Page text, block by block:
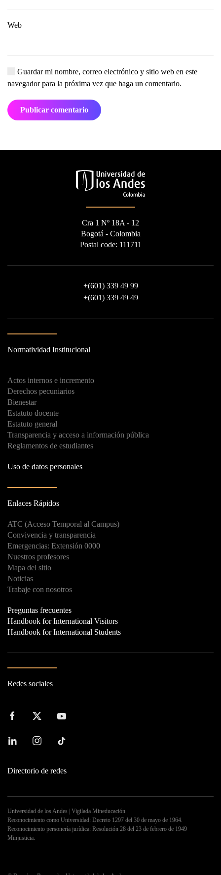
Web
Guardar mi nombre, correo electrónico y sitio web en este
navegador para la próxima vez que haga un comentario.
Publicar comentario
Cra 1 Nº 18A - 12
Bogotá - Colombia
Postal code: 111711
+(601) 339 49 99
+(601) 339 49 49
Normatividad Institucional
Actos internos e incremento
Derechos pecuniarios
Bienestar
Estatuto docente
Estatuto general
Transparencia y acceso a información pública
Reglamentos de estudiantes
Uso de datos personales
Enlaces Rápidos
ATC (Acceso Temporal al Campus)
Convivencia y transparencia
Emergencias: Extensión 0000
Nuestros profesores
Mapa del sitio
Noticias
Trabaje con nosotros
Preguntas frecuentes
Handbook for International Visitors
Handbook for International Students
Redes sociales
Directorio de redes
Universidad de los Andes | Vigilada Mineducación
Reconocimiento como Universidad: Decreto 1297 del 30 de mayo de 1964.
Reconocimiento personería jurídica: Resolución 28 del 23 de febrero de 1949
Minjusticia.